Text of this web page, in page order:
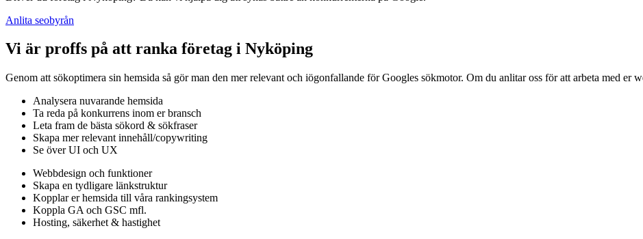
Anlita seobyrån
Vi är proffs på att ranka företag i Nyköping
Genom att sökoptimera sin hemsida så gör man den mer relevant och iögonfallande för Googles sökmotor. Om du anlitar oss för att arbeta med er
Analysera nuvarande hemsida
Ta reda på konkurrens inom er bransch
Leta fram de bästa sökord & sökfraser
Skapa mer relevant innehåll/copywriting
Se över UI och UX
Webbdesign och funktioner
Skapa en tydligare länkstruktur
Kopplar er hemsida till våra rankingsystem
Koppla GA och GSC mfl.
Hosting, säkerhet & hastighet